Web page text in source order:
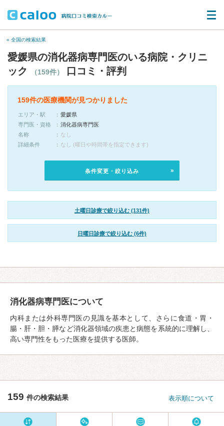
« 全国の検索結果
愛媛県の消化器病専門医のいる病院・クリニ
ック
（159件） 口コミ・評判
159件の医療機関が見つかりました
エリア・駅
愛媛県
専門医・資格
消化器病専門医
名称
なし
詳細条件
なし (曜日や時間帯を指定できます)
条件変更・絞り込み
土曜日診療で絞り込む (131件)
日曜日診療で絞り込む (6件)
消化器病専門医について
内科または外科専門医の見識を基本として、さらに食道・胃・
腸・肝・胆・膵など消化器領域の疾患と病態を系統的に理解し、
高い専門性をもった医療を提供する医師。
159 件の検索結果 表示順について